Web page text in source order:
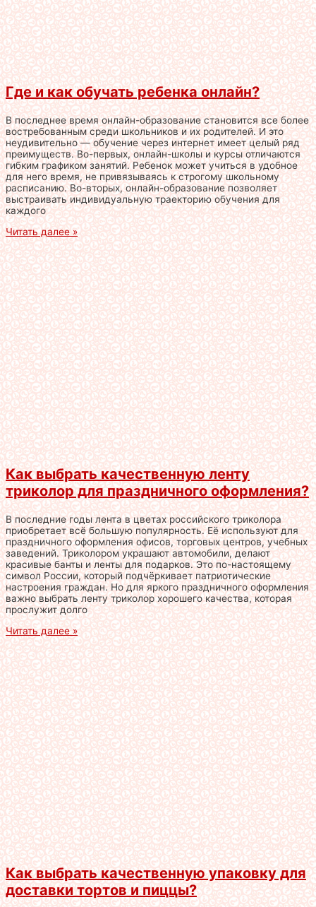
Где и как обучать ребенка онлайн?
В последнее время онлайн-образование становится все более
востребованным среди школьников и их родителей. И это
неудивительно — обучение через интернет имеет целый ряд
преимуществ. Во-первых, онлайн-школы и курсы отличаются
гибким графиком занятий. Ребенок может учиться в удобное
для него время, не привязываясь к строгому школьному
расписанию. Во-вторых, онлайн-образование позволяет
выстраивать индивидуальную траекторию обучения для
каждого
Читать далее »
Как выбрать качественную ленту
триколор для праздничного оформления?
В последние годы лента в цветах российского триколора
приобретает всё большую популярность. Её используют для
праздничного оформления офисов, торговых центров, учебных
заведений. Триколором украшают автомобили, делают
красивые банты и ленты для подарков. Это по-настоящему
символ России, который подчёркивает патриотические
настроения граждан. Но для яркого праздничного оформления
важно выбрать ленту триколор хорошего качества, которая
прослужит долго
Читать далее »
Как выбрать качественную упаковку для
доставки тортов и пиццы?